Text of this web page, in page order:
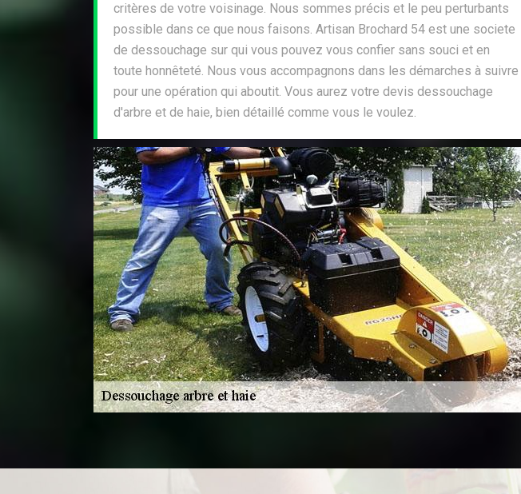
critères de votre voisinage. Nous sommes précis et le peu perturbants
possible dans ce que nous faisons. Artisan Brochard 54 est une societe
de dessouchage sur qui vous pouvez vous confier sans souci et en
toute honnêteté. Nous vous accompagnons dans les démarches à suivre
pour une opération qui aboutit. Vous aurez votre devis dessouchage
d'arbre et de haie, bien détaillé comme vous le voulez.